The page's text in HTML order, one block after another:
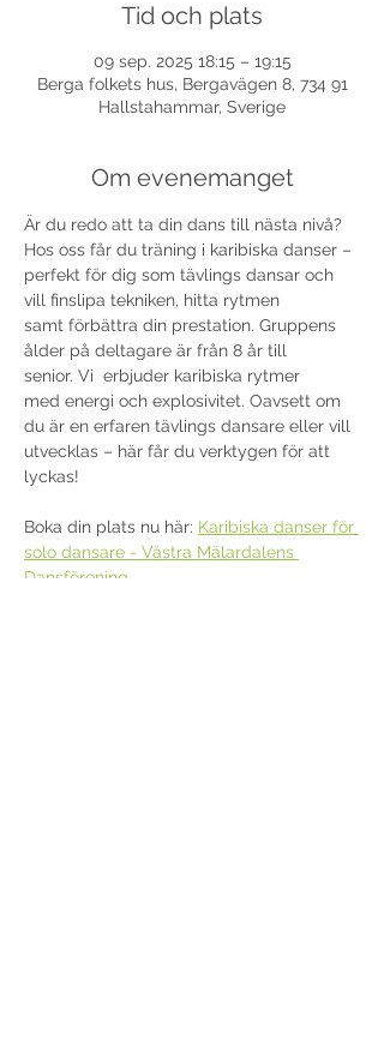
Tid och plats
09 sep. 2025 18:15 – 19:15
Berga folkets hus, Bergavägen 8, 734 91
Hallstahammar, Sverige
Om evenemanget
Är du redo att ta din dans till nästa nivå?
Hos oss får du träning i karibiska danser –
perfekt för dig som tävlings dansar och
vill finslipa tekniken, hitta rytmen
samt förbättra din prestation. Gruppens
ålder på deltagare är från 8 år till
senior. Vi  erbjuder karibiska rytmer
med energi och explosivitet. Oavsett om
du är en erfaren tävlings dansare eller vill
utvecklas – här får du verktygen för att
lyckas!
Boka din plats nu här: Karibiska danser för
solo dansare - Västra Mälardalens
Dansförening